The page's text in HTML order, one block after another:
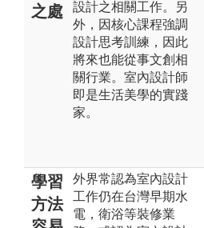
之處
設計之相關工作。另
外，因核心課程強調
設計思考訓練，因此
將來也能從事文創相
關行業。室內設計師
即是生活美學的實踐
家。
學習
方法
外界常認為室內設計
工作仍在台灣早期水
電，衛浴等裝修業